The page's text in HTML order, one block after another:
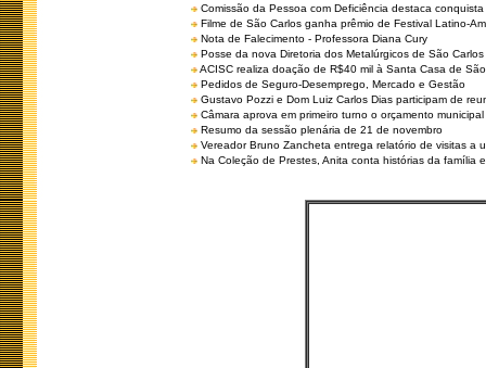
Comissão da Pessoa com Deficiência destaca
Filme de São Carlos ganha prêmio de Festival Latino-
Nota de Falecimento - Professora Diana Cury
Posse da nova Diretoria dos Metalúrgicos de São
ACISC realiza doação de R$40 mil à Santa Casa de
Pedidos de Seguro-Desemprego, Mercado e Gestão
Gustavo Pozzi e Dom Luiz Carlos Dias participam de
Câmara aprova em primeiro turno o orçamento
Resumo da sessão plenária de 21 de novembro
Vereador Bruno Zancheta entrega relatório de visitas a
Na Coleção de Prestes, Anita conta histórias da família